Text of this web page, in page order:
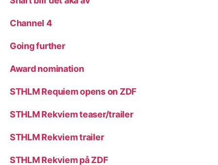
Channel 4
Going further
Award nomination
STHLM Requiem opens on ZDF
STHLM Rekviem teaser/trailer
STHLM Rekviem trailer
STHLM Rekviem på ZDF